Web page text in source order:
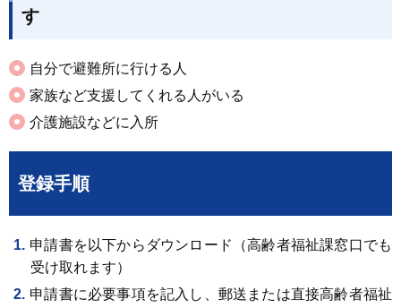
す
自分で避難所に行ける人
家族など支援してくれる人がいる
介護施設などに入所
登録手順
申請書を以下からダウンロード（高齢者福祉課窓口でも
受け取れます）
申請書に必要事項を記入し、郵送または直接高齢者福祉